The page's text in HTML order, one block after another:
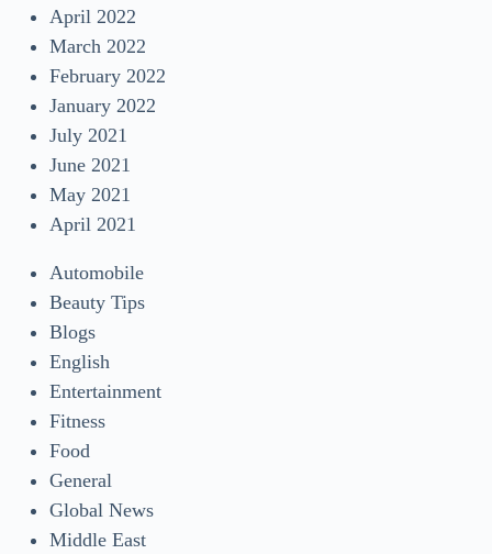
April 2022
March 2022
February 2022
January 2022
July 2021
June 2021
May 2021
April 2021
Automobile
Beauty Tips
Blogs
English
Entertainment
Fitness
Food
General
Global News
Middle East